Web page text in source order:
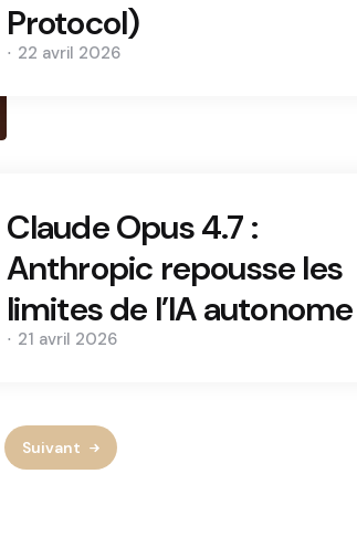
Protocol)
22 avril 2026
Claude Opus 4.7 :
Anthropic repousse les
limites de l’IA autonome
21 avril 2026
Suivant